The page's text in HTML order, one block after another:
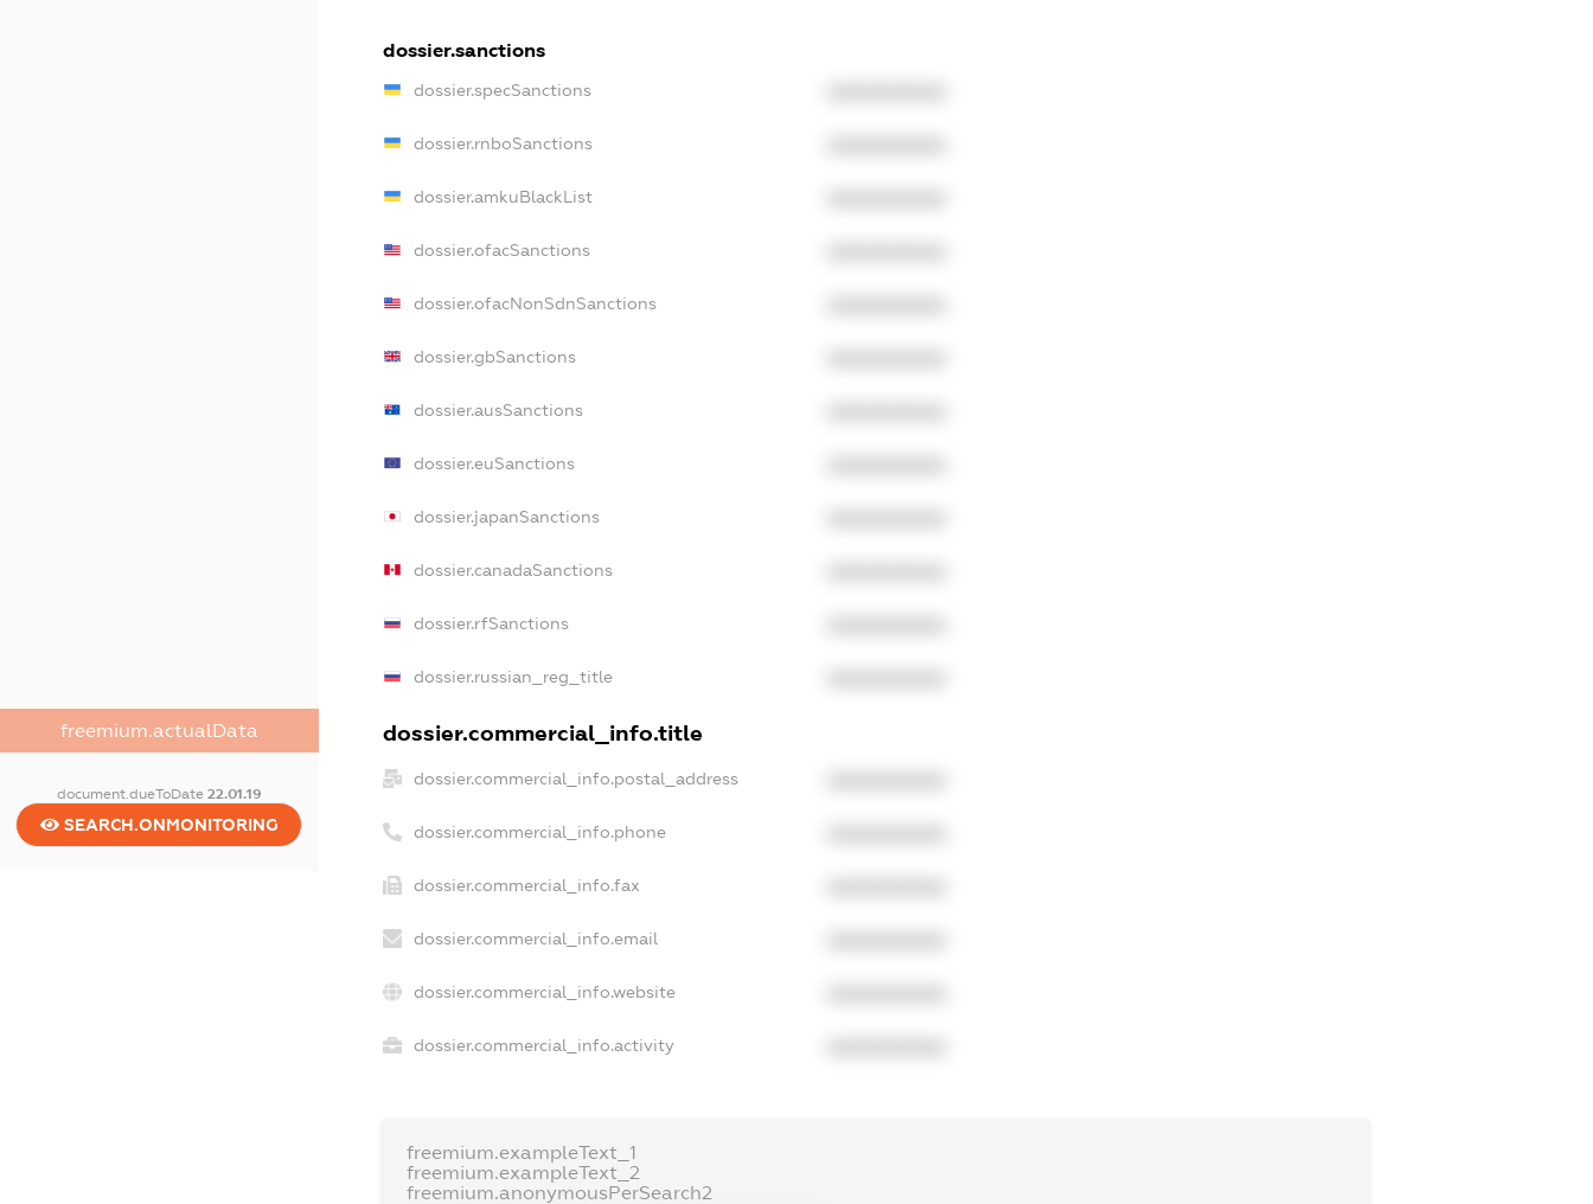
freemium.actualData
document.dueToDate 22.01.19
SEARCH.ONMONITORING
dossier.sanctions
dossier.specSanctions
dossier.rnboSanctions
dossier.amkuBlackList
dossier.ofacSanctions
dossier.ofacNonSdnSanctions
dossier.gbSanctions
dossier.ausSanctions
dossier.euSanctions
dossier.japanSanctions
dossier.canadaSanctions
dossier.rfSanctions
dossier.russian_reg_title
dossier.commercial_info.title
dossier.commercial_info.postal_address
dossier.commercial_info.phone
dossier.commercial_info.fax
dossier.commercial_info.email
dossier.commercial_info.website
dossier.commercial_info.activity
freemium.exampleText_1
freemium.exampleText_2
freemium.anonymousPerSearch2